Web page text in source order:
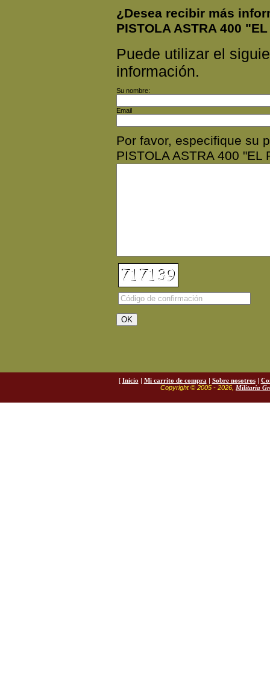
¿Desea recibir más
PISTOLA ASTRA 400
Puede utilizar el
información.
Su nombre:
Email
Por favor, especifique su
PISTOLA ASTRA 400 "EL
[ Inicio | Mi carrito de compra | Sobre nosotros|
Copyright © 2005 - 2026, Militaria